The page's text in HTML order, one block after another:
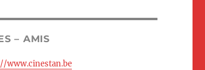
– AMIS
www.cinestan.be